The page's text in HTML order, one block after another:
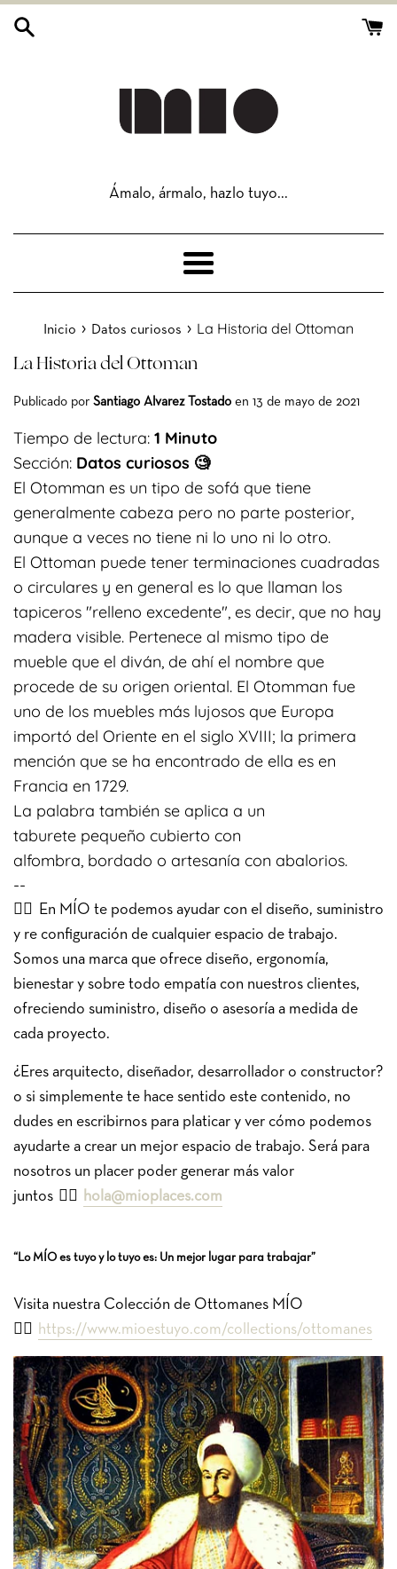
directamente
Ámalo, ármalo, hazlo tuyo...
Más
Inicio › Datos curiosos › La Historia del Ottoman
La Historia del Ottoman
Publicado por Santiago Alvarez Tostado en 13 de mayo de 2021
Tiempo de lectura: 1 Minuto
Sección: Datos curiosos 🧐
El Otomman es un tipo de sofá que tiene
generalmente cabeza pero no parte posterior,
aunque a veces no tiene ni lo uno ni lo otro.
El Ottoman puede tener terminaciones cuadradas
o circulares y en general es lo que llaman los
tapiceros "relleno excedente", es decir, que no hay
madera visible. Pertenece al mismo tipo de
mueble que el diván, de ahí el nombre que
procede de su origen oriental. El Otomman fue
uno de los muebles más lujosos que Europa
importó del Oriente en el siglo XVIII; la primera
mención que se ha encontrado de ella es en
Francia en 1729.
La palabra también se aplica a un
taburete pequeño cubierto con
alfombra, bordado o artesanía con abalorios.
--
👉🏽
En MÍO te podemos ayudar con el diseño, suministro
y re configuración de cualquier espacio de trabajo.
Somos una marca que ofrece diseño, ergonomía,
bienestar y sobre todo empatía con nuestros clientes,
ofreciendo suministro, diseño o asesoría a medida de
cada proyecto.
¿Eres arquitecto, diseñador, desarrollador o constructor?
o si simplemente te hace sentido este contenido, no
dudes en escribirnos para platicar y ver cómo podemos
ayudarte a crear un mejor espacio de trabajo. Será para
nosotros un placer poder generar más valor
juntos 👉🏽 hola@mioplaces.com
“Lo MÍO es tuyo y lo tuyo es: Un mejor lugar para trabajar”
Visita nuestra Colección de Ottomanes MÍO
👉🏼
https://www.mioestuyo.com/collections/ottomanes